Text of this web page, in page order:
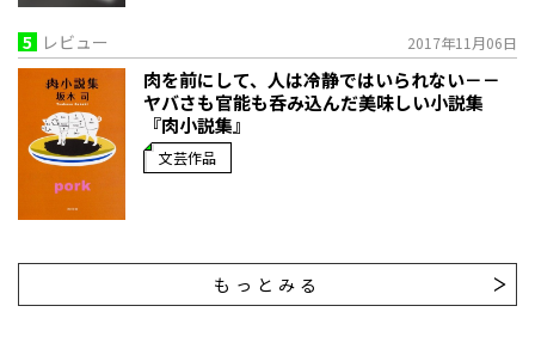
5 レビュー 2017年11月06日
肉を前にして、人は冷静ではいられない－－
ヤバさも官能も呑み込んだ美味しい小説集
『肉小説集』
文芸作品
もっとみる